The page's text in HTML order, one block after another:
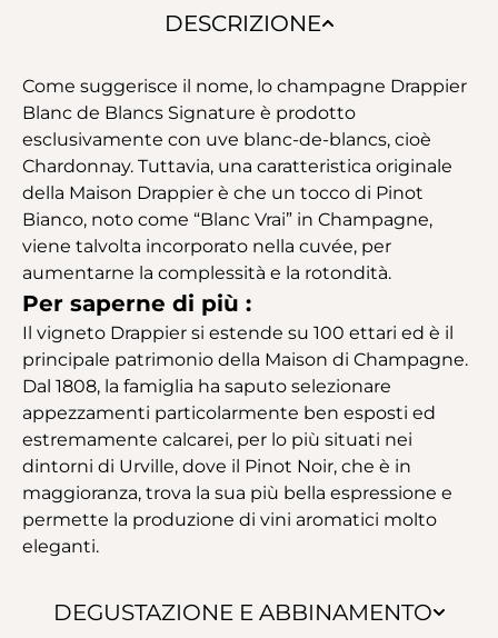
DESCRIZIONE
DEGUSTAZIONE E ABBINAMENTO
Come suggerisce il nome, lo champagne Drappier
Blanc de Blancs Signature è prodotto
esclusivamente con uve blanc-de-blancs, cioè
Chardonnay. Tuttavia, una caratteristica originale
della Maison Drappier è che un tocco di Pinot
Bianco, noto come “Blanc Vrai” in Champagne,
viene talvolta incorporato nella cuvée, per
aumentarne la complessità e la rotondità.
Per saperne di più :
Il vigneto Drappier si estende su 100 ettari ed è il
principale patrimonio della Maison di Champagne.
Dal 1808, la famiglia ha saputo selezionare
appezzamenti particolarmente ben esposti ed
estremamente calcarei, per lo più situati nei
dintorni di Urville, dove il Pinot Noir, che è in
maggioranza, trova la sua più bella espressione e
permette la produzione di vini aromatici molto
eleganti.